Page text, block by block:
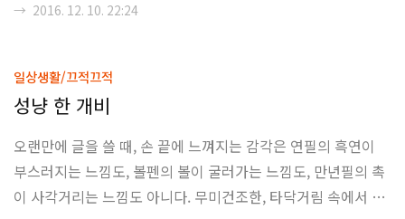
트위터에서 한바탕 대소동이 벌어졌습니다. 사실, 탄핵안 가결
시민 대표라고 추천된 사람들이 이정희 전 국회의원이라던지
(...), 유병재 코미디언이라던지, 김어준 기자라던지 뭐랄까 그
었고, 이 조차도 와글에서 골라낸 사람들이지, 넷티즌이 직접 추
천을 하는 형식도 아니였죠. 뭐, 그러니까 완벽하게 자발적으로
추천과 투표가 가능했다면 그나마 말..
→ 2016. 12. 10. 22:24
일상생활/끄적끄적
성냥 한 개비
오랜만에 글을 쓸 때, 손 끝에 느껴지는 감각은 연필의 흑연이
부스러지는 느낌도, 볼펜의 볼이 굴러가는 느낌도, 만년필의 촉
이 사각거리는 느낌도 아니다. 무미건조한, 타닥거림 속에서 노